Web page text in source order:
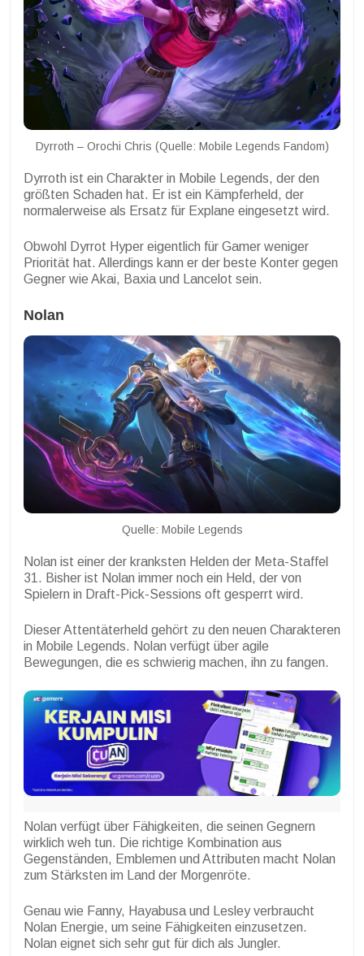
Dyrroth – Orochi Chris (Quelle: Mobile Legends Fandom)
Dyrroth ist ein Charakter in Mobile Legends, der den
größten Schaden hat. Er ist ein Kämpferheld, der
normalerweise als Ersatz für Explane eingesetzt wird.
Obwohl Dyrrot Hyper eigentlich für Gamer weniger
Priorität hat. Allerdings kann er der beste Konter gegen
Gegner wie Akai, Baxia und Lancelot sein.
Nolan
Quelle: Mobile Legends
Nolan ist einer der kranksten Helden der Meta-Staffel
31. Bisher ist Nolan immer noch ein Held, der von
Spielern in Draft-Pick-Sessions oft gesperrt wird.
Dieser Attentäterheld gehört zu den neuen Charakteren
in Mobile Legends. Nolan verfügt über agile
Bewegungen, die es schwierig machen, ihn zu fangen.
Nolan verfügt über Fähigkeiten, die seinen Gegnern
wirklich weh tun. Die richtige Kombination aus
Gegenständen, Emblemen und Attributen macht Nolan
zum Stärksten im Land der Morgenröte.
Genau wie Fanny, Hayabusa und Lesley verbraucht
Nolan Energie, um seine Fähigkeiten einzusetzen.
Nolan eignet sich sehr gut für dich als Jungler.